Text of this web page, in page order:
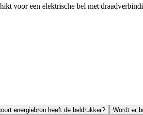
voor een elektrische bel met
energiebron heeft de beldrukker? Wordt er